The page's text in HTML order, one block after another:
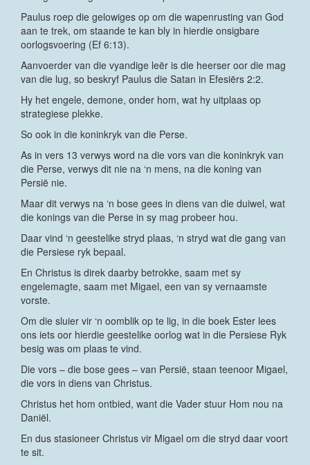
Paulus roep die gelowiges op om die wapenrusting van God
aan te trek, om staande te kan bly in hierdie onsigbare
oorlogsvoering (Ef 6:13).
Aanvoerder van die vyandige leër is die heerser oor die mag
van die lug, so beskryf Paulus die Satan in Efesiërs 2:2.
Hy het engele, demone, onder hom, wat hy uitplaas op
strategiese plekke.
So ook in die koninkryk van die Perse.
As in vers 13 verwys word na die vors van die koninkryk van
die Perse, verwys dit nie na ‘n mens, na die koning van
Persië nie.
Maar dit verwys na ‘n bose gees in diens van die duiwel, wat
die konings van die Perse in sy mag probeer hou.
Daar vind ‘n geestelike stryd plaas, ‘n stryd wat die gang van
die Persiese ryk bepaal.
En Christus is direk daarby betrokke, saam met sy
engelemagte, saam met Migael, een van sy vernaamste
vorste.
Om die sluier vir ‘n oomblik op te lig, in die boek Ester lees
ons iets oor hierdie geestelike oorlog wat in die Persiese Ryk
besig was om plaas te vind.
Die vors – die bose gees – van Persië, staan teenoor Migael,
die vors in diens van Christus.
Christus het hom ontbied, want die Vader stuur Hom nou na
Daniël.
En dus stasioneer Christus vir Migael om die stryd daar voort
te sit.